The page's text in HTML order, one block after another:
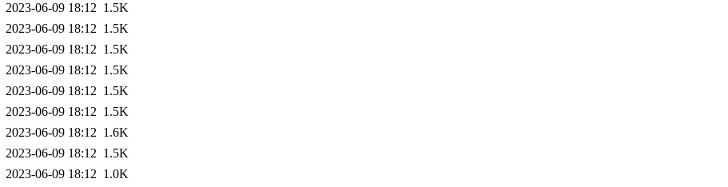
2023-06-09 18:12 1.5K
2023-06-09 18:12 1.5K
2023-06-09 18:12 1.5K
2023-06-09 18:12 1.5K
2023-06-09 18:12 1.5K
2023-06-09 18:12 1.5K
2023-06-09 18:12 1.6K
2023-06-09 18:12 1.5K
2023-06-09 18:12 1.0K